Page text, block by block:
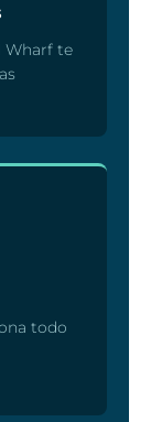
Wharf te
todo